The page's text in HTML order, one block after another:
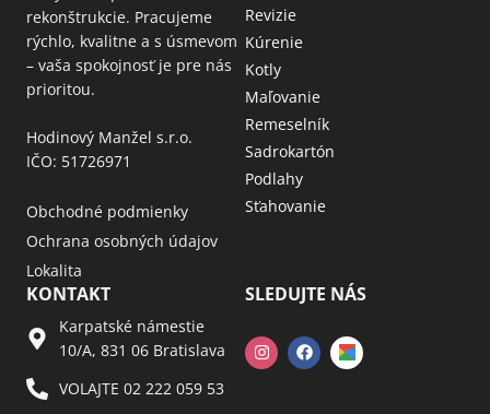
rekonštrukcie. Pracujeme
rýchlo, kvalitne a s úsmevom
– vaša spokojnosť je pre nás
prioritou.
Hodinový Manžel s.r.o.
IČO: 51726971
Obchodné podmienky
Ochrana osobných údajov
Lokalita
Revizie
Kúrenie
Kotly
Maľovanie
Remeselník
Sadrokartón
Podlahy
Sťahovanie
KONTAKT
Karpatské námestie
10/A, 831 06 Bratislava
VOLAJTE 02 222 059 53​
SLEDUJTE NÁS